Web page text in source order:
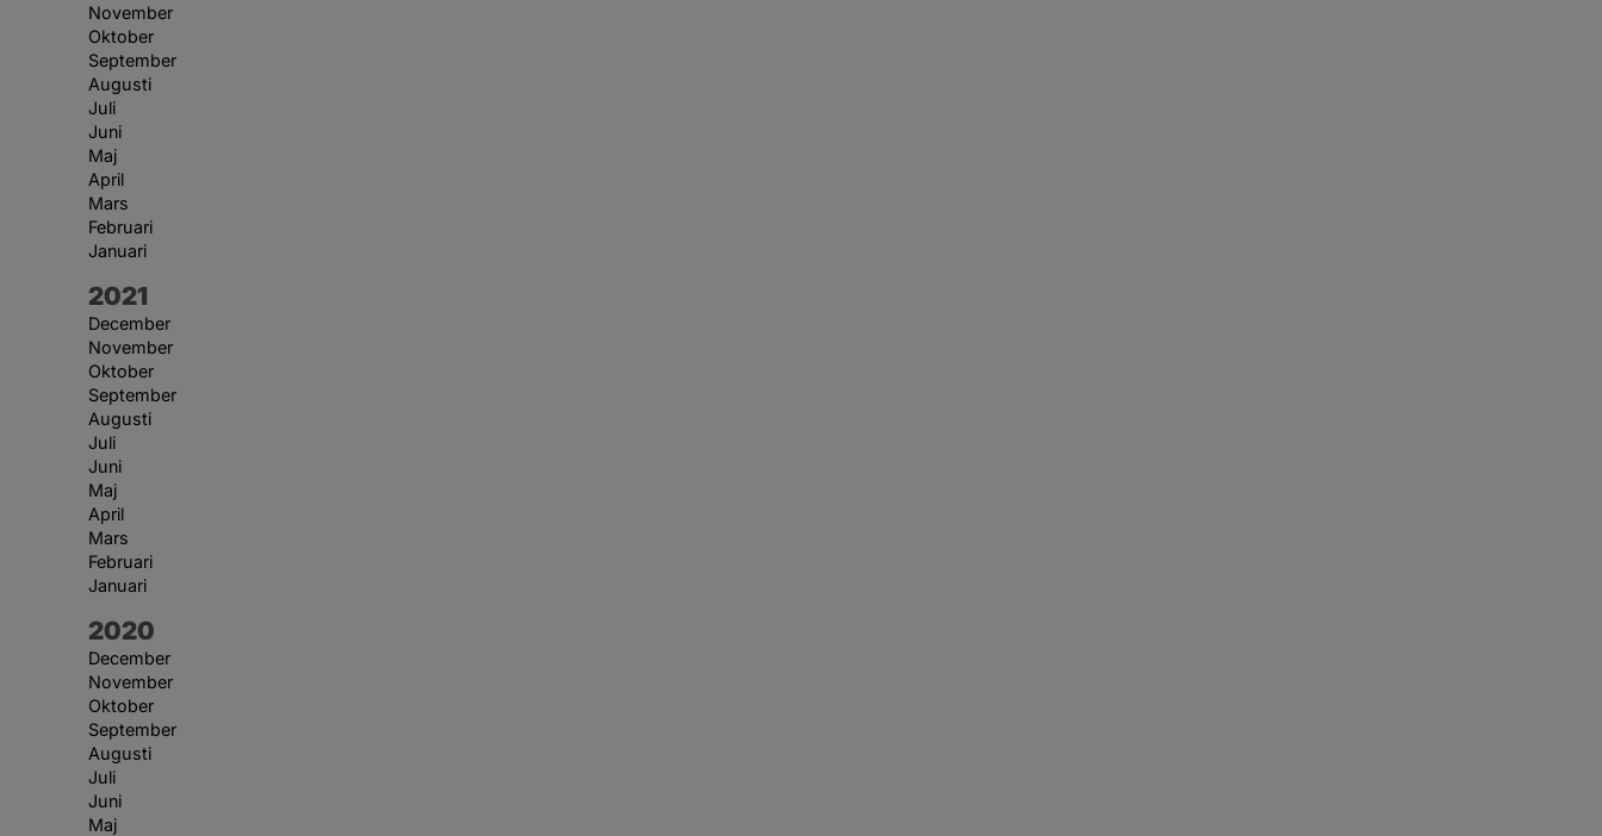
November
Oktober
September
Augusti
Juli
Juni
Maj
April
Mars
Februari
Januari
År:
2021
December
November
Oktober
September
Augusti
Juli
Juni
Maj
April
Mars
Februari
Januari
År:
2020
December
November
Oktober
September
Augusti
Juli
Juni
Maj